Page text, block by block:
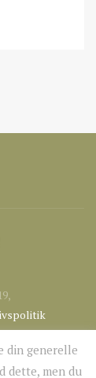
din generelle
dette, men du